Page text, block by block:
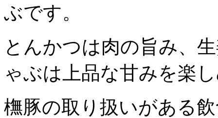
ぶです。
とんかつは肉の旨み、
ゃぶは上品な甘みを楽
橅豚の取り扱いがある